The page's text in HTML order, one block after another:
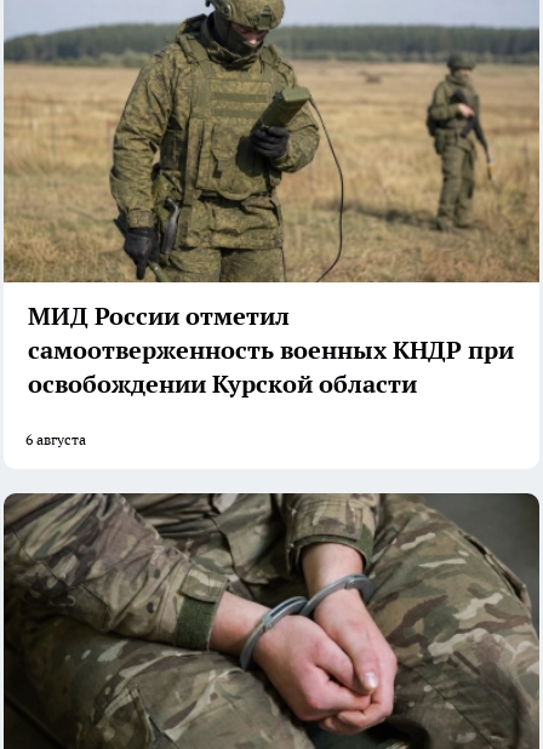
МИД России отметил
самоотверженность военных КНДР при
освобождении Курской области
6 августа